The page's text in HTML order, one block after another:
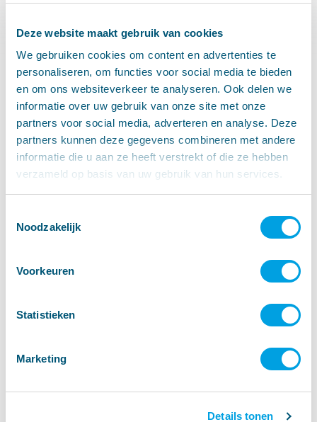
Deze website maakt gebruik van cookies
We gebruiken cookies om content en advertenties te
personaliseren, om functies voor social media te bieden
en om ons websiteverkeer te analyseren. Ook delen we
informatie over uw gebruik van onze site met onze
partners voor social media, adverteren en analyse. Deze
partners kunnen deze gegevens combineren met andere
informatie die u aan ze heeft verstrekt of die ze hebben
verzameld op basis van uw gebruik van hun services.
Noodzakelijk
Voorkeuren
Statistieken
Marketing
Details tonen